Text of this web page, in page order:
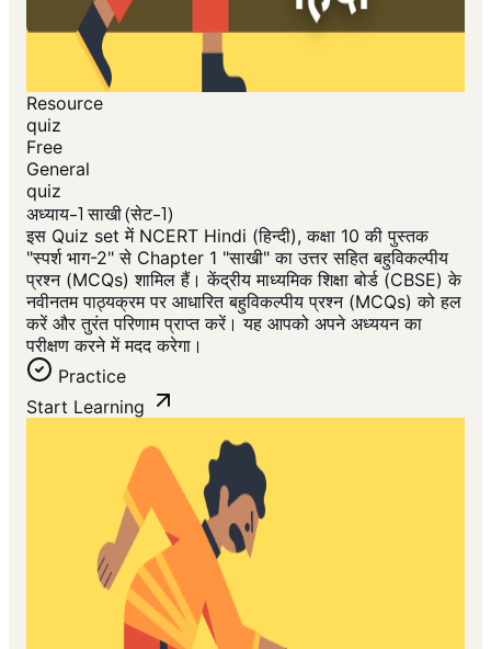
Resource
quiz
Free
General
quiz
अध्याय-1 साखी (सेट-1)
इस Quiz set में NCERT Hindi (हिन्दी), कक्षा 10 की पुस्तक
"स्पर्श भाग-2" से Chapter 1 "साखी" का उत्तर सहित बहुविकल्पीय
प्रश्न (MCQs) शामिल हैं। केंद्रीय माध्यमिक शिक्षा बोर्ड (CBSE) के
नवीनतम पाठ्यक्रम पर आधारित बहुविकल्पीय प्रश्न (MCQs) को हल
करें और तुरंत परिणाम प्राप्त करें। यह आपको अपने अध्ययन का
परीक्षण करने में मदद करेगा।
Practice
Start Learning